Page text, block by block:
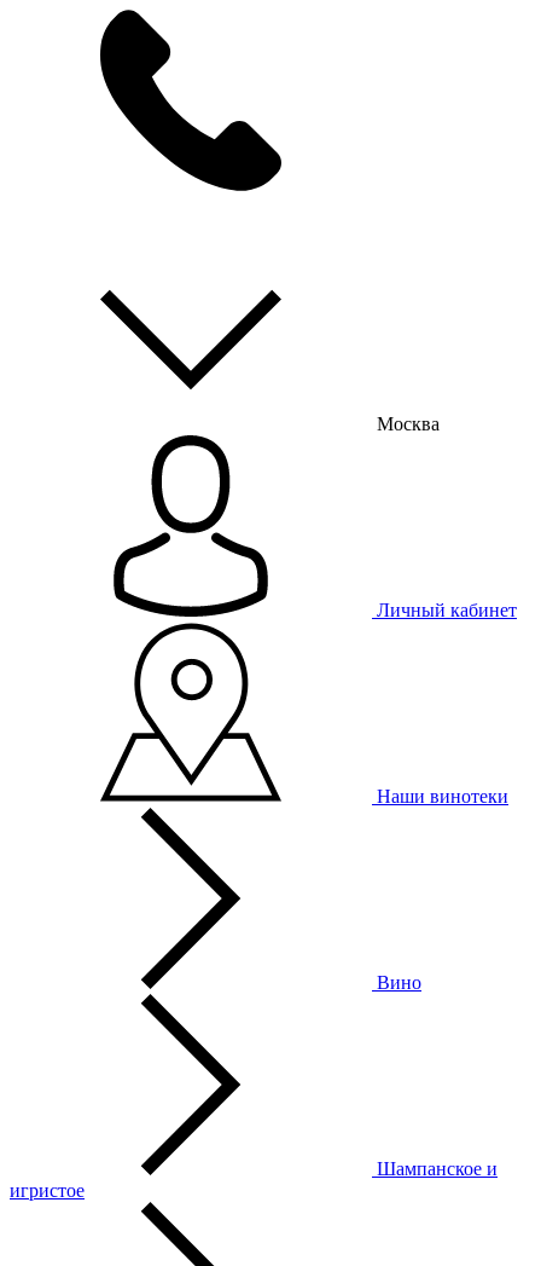
Москва
Личный кабинет
Наши винотеки
Вино
Шампанское и
игристое